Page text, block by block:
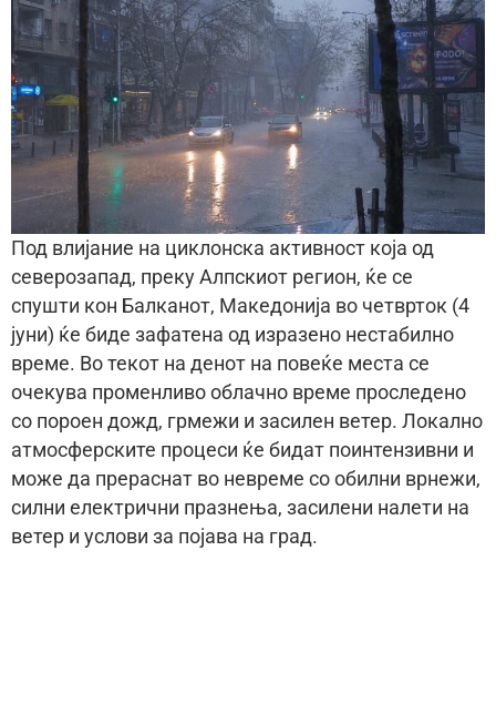
Под влијание на циклонска активност која од
северозапад, преку Алпскиот регион, ќе се
спушти кон Балканот, Македонија во четврток (4
јуни) ќе биде зафатена од изразено нестабилно
време. Во текот на денот на повеќе места се
очекува променливо облачно време проследено
со пороен дожд, грмежи и засилен ветер. Локално
атмосферските процеси ќе бидат поинтензивни и
може да прераснат во невреме со обилни врнежи,
силни електрични празнења, засилени налети на
ветер и услови за појава на град.